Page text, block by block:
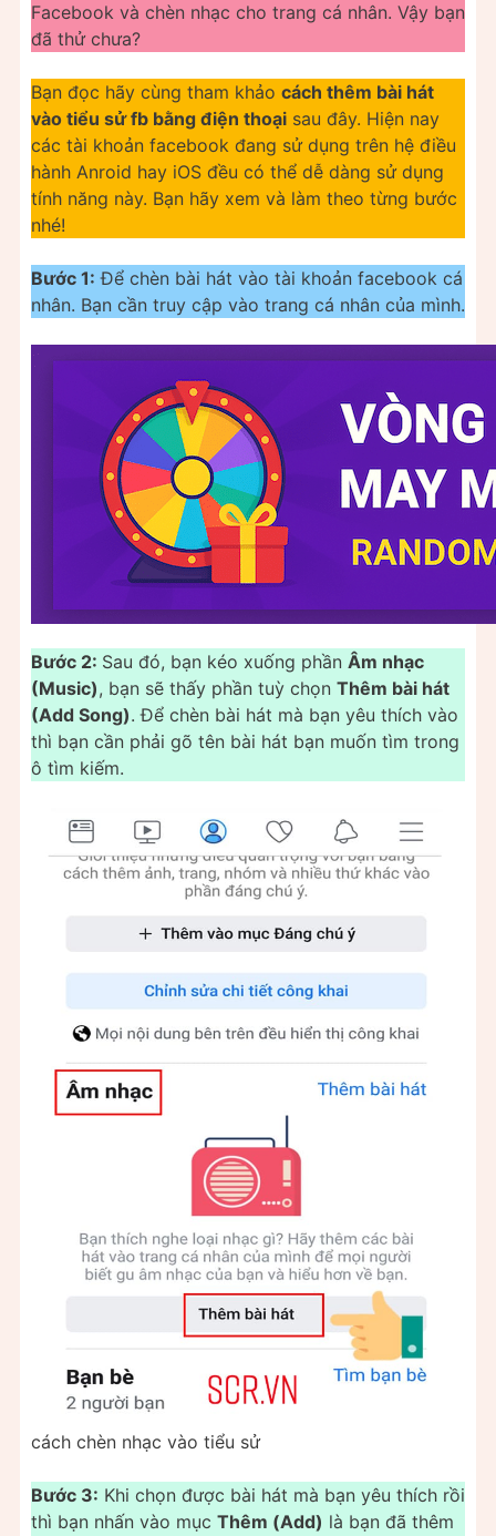
Facebook và chèn nhạc cho trang cá nhân. Vậy bạn
đã thử chưa?
Bạn đọc hãy cùng tham khảo cách thêm bài hát
vào tiểu sử fb bằng điện thoại sau đây. Hiện nay
các tài khoản facebook đang sử dụng trên hệ điều
hành Anroid hay iOS đều có thể dễ dàng sử dụng
tính năng này. Bạn hãy xem và làm theo từng bước
nhé!
Bước 1: Để chèn bài hát vào tài khoản facebook cá
nhân. Bạn cần truy cập vào trang cá nhân của mình.
Bước 2: Sau đó, bạn kéo xuống phần Âm nhạc
(Music), bạn sẽ thấy phần tuỳ chọn Thêm bài hát
(Add Song). Để chèn bài hát mà bạn yêu thích vào
thì bạn cần phải gõ tên bài hát bạn muốn tìm trong
ô tìm kiếm.
cách chèn nhạc vào tiểu sử
Bước 3: Khi chọn được bài hát mà bạn yêu thích rồi
thì bạn nhấn vào mục Thêm (Add) là bạn đã thêm